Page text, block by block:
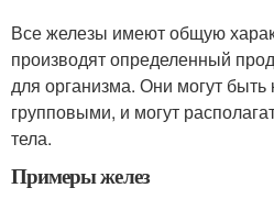
Все железы имеют общую
производят определенный
для организма. Они могут быть
групповыми, и могут
тела.
Примеры желез